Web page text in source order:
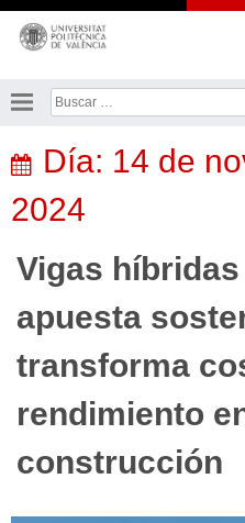
Saltar
contenido
Buscar:
Día: 14 de
2024
Vigas
apuesta
transforma
rendimiento
construcción